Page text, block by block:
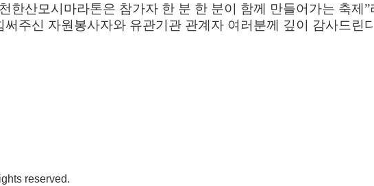
한산모시마라톤은 참가자 한 분 한 분이 함께 만들어가는 축제”
주신 자원봉사자와 유관기관 관계자 여러분께 깊이 감사드린
reserved.